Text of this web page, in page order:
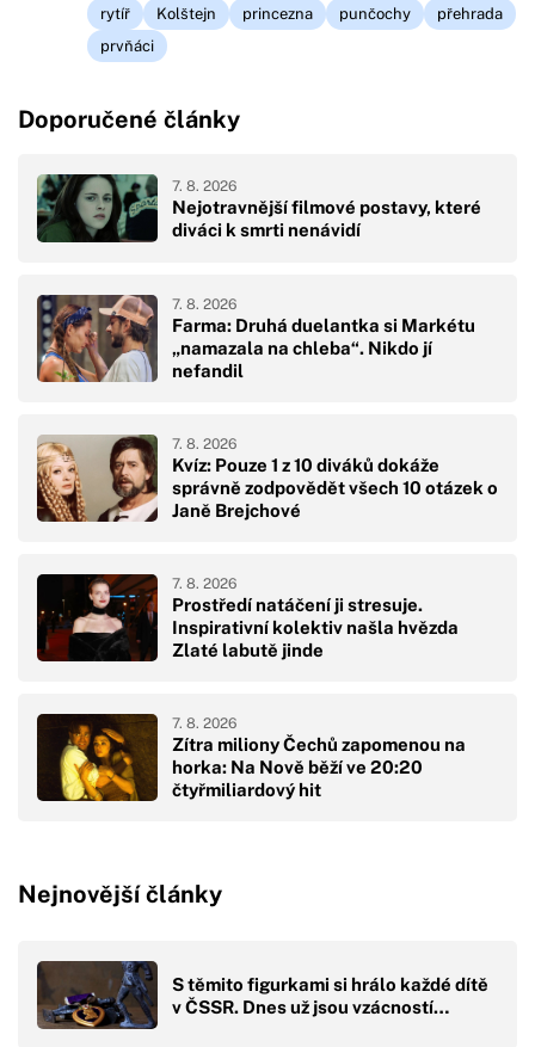
rytíř Kolštejn princezna punčochy
přehrada
prvňáci
Doporučené články
Nejotravnější filmové postavy, které
diváci k smrti nenávidí
7. 8. 2026
Farma: Druhá duelantka si Markétu
„namazala na chleba“. Nikdo jí
nefandil
7. 8. 2026
Kvíz: Pouze 1 z 10 diváků dokáže
správně zodpovědět všech 10 otázek o
Janě Brejchové
7. 8. 2026
Prostředí natáčení ji stresuje.
Inspirativní kolektiv našla hvězda
Zlaté labutě jinde
7. 8. 2026
Zítra miliony Čechů zapomenou na
horka: Na Nově běží ve 20:20
čtyřmiliardový hit
7. 8. 2026
Nejnovější články
S těmito figurkami si hrálo každé dítě
v ČSSR. Dnes už jsou vzácností…